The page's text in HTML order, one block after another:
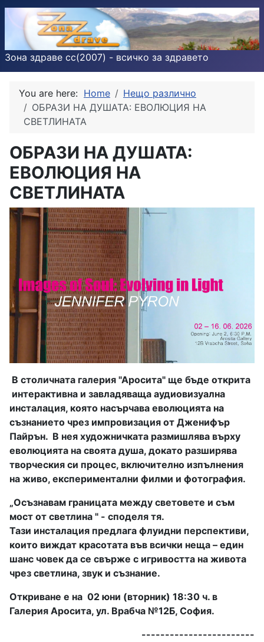
Зона здраве cc(2007) - всичко за здравето
You are here: Home
Нещо различно
ОБРАЗИ НА ДУШАТА: ЕВОЛЮЦИЯ НА
СВЕТЛИНАТА
ОБРАЗИ НА ДУШАТА:
ЕВОЛЮЦИЯ НА
СВЕТЛИНАТА
В столичната галерия "Аросита" ще бъде открита
интерактивна и завладяваща аудиовизуална
инсталация, която насърчава еволюцията на
съзнанието чрез импровизация от Дженифър
Пайрън. В нея художничката размишлява върху
еволюцията на своята душа, докато разширява
творческия си процес, включително изпълнения
на живо, експериментални филми и фотография.
„Осъзнавам границата между световете и съм
мост от светлина " - споделя тя.
Тази инсталация предлага флуидни перспективи,
които виждат красотата във всички неща – един
шанс човек да се свърже с игривостта на живота
чрез светлина, звук и съзнание.
Откриване е на 02 юни (вторник) 18:30 ч. в
Галерия Аросита, ул. Врабча №12Б, София.
------------------------